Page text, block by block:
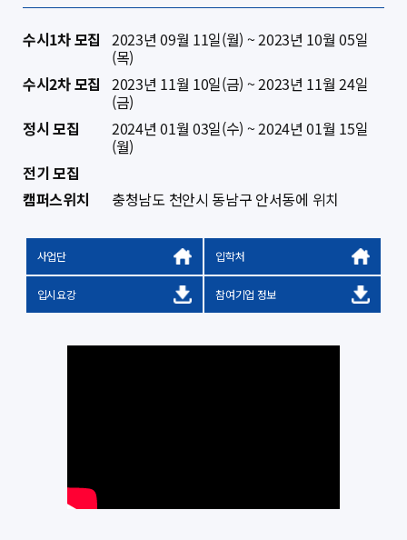
수시1차 모집 2023년 09월 11일(월) ~ 2023년 10월 05일
(목)
수시2차 모집 2023년 11월 10일(금) ~ 2023년 11월 24일
(금)
정시 모집
2024년 01월 03일(수) ~ 2024년 01월 15일
(월)
전기 모집
캠퍼스위치
충청남도 천안시 동남구 안서동에 위치
사업단 입학처
입시요강 참여기업 정보